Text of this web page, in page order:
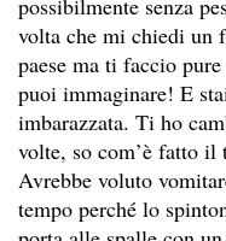
possibilmente senza
volta che mi chiedi un
paese ma ti faccio
puoi immaginare! E
imbarazzata. Ti ho
volte, so com’è fatto il
Avrebbe voluto
tempo perché lo